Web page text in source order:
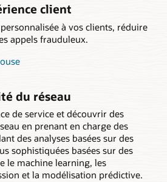
client
à vos clients, réduire
appels frauduleux.
du réseau
de service et découvrir des
en prenant en charge des
des analyses basées sur des
sophistiquées basées sur des
le machine learning, les
et la modélisation prédictive.